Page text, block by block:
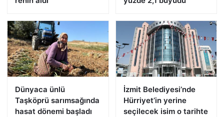
Dünyaca ünlü
Taşköprü sarımsağında
hasat dönemi başladı
İzmit Belediyesi’nde
Hürriyet’in yerine
seçilecek isim o tarihte